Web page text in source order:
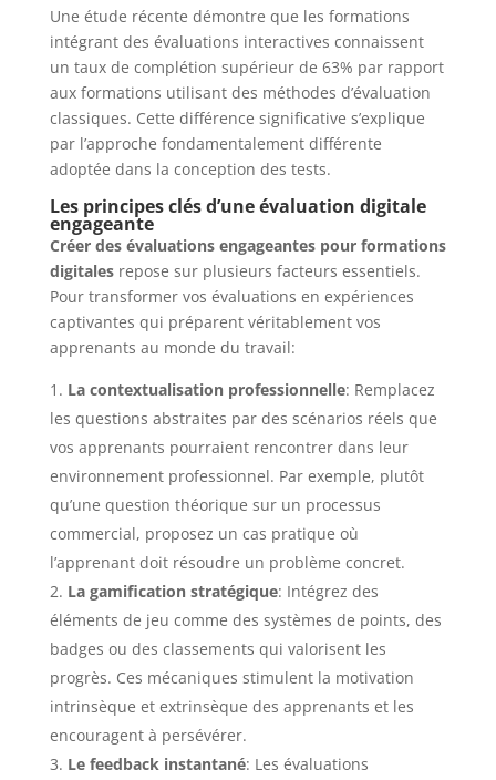
Une étude récente démontre que les formations
intégrant des évaluations interactives connaissent
un taux de complétion supérieur de 63% par rapport
aux formations utilisant des méthodes d’évaluation
classiques. Cette différence significative s’explique
par l’approche fondamentalement différente
adoptée dans la conception des tests.
Les principes clés d’une évaluation digitale
engageante
Créer des évaluations engageantes pour formations
digitalesrepose sur plusieurs facteurs essentiels.
Pour transformer vos évaluations en expériences
captivantes qui préparent véritablement vos
apprenants au monde du travail:
La contextualisation professionnelle: Remplacez
les questions abstraites par des scénarios réels que
vos apprenants pourraient rencontrer dans leur
environnement professionnel. Par exemple, plutôt
qu’une question théorique sur un processus
commercial, proposez un cas pratique où
l’apprenant doit résoudre un problème concret.
La gamification stratégique: Intégrez des
éléments de jeu comme des systèmes de points, des
badges ou des classements qui valorisent les
progrès. Ces mécaniques stimulent la motivation
intrinsèque et extrinsèque des apprenants et les
encouragent à persévérer.
Le feedback instantané: Les évaluations